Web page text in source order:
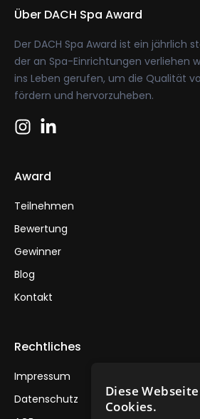
Über DACH Spa Award
Der DACH Spa Award ist ein jährlich
der an Spa-Einrichtungen verliehen
ins Leben gerufen, um die Qualität
fördern und hervorzuheben.
Award
Teilnehmen
Bewertung
Gewinner
Blog
Kontakt
Rechtliches
Impressum
Datenschutz
Diese
Cookies.